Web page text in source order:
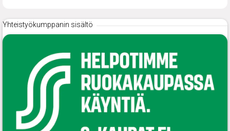
Yhteistyökumppanin sisältö